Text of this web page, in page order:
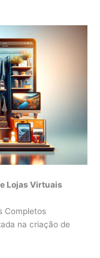
Lojas Virtuais
Completos
na criação de